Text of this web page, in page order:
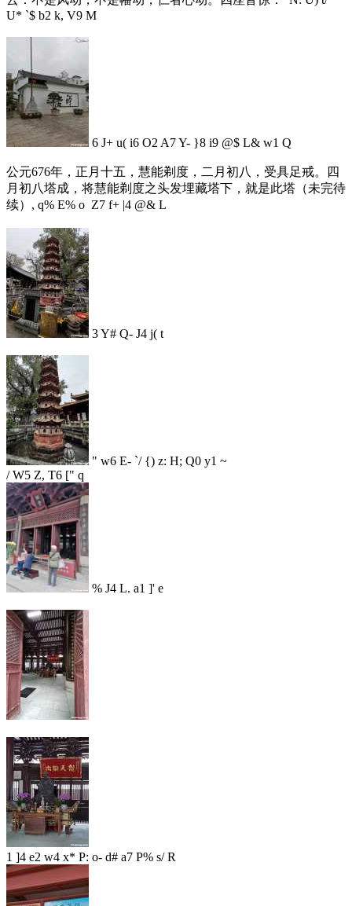
U* `$ b2 k, V9 M
6 J+ u( i6 O2 A7 Y- }8 i9 @$ L& w1 Q
公元676年，正月十五，慧能剃度，二月初八，受具足戒。四
月初八塔成，将慧能剃度之头发埋藏塔下，就是此塔（未完待
续） , q% E% o Z7 f+ |4 @& L
3 Y# Q- J4 j( t
" w6 E- `/ {) z: H; Q0 y1 ~
/ W5 Z, T6 [" q
% J4 L. a1 ]' e
1 ]4 e2 w4 x* P: o- d# a7 P% s/ R